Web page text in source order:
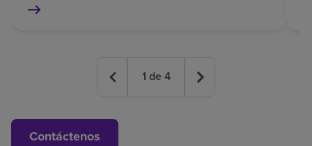
1 de 4
Contáctenos